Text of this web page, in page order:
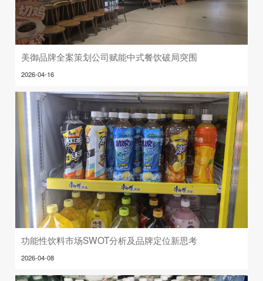
美御品牌全案策划公司赋能中式餐饮破局突围
2026-04-16
功能性饮料市场SWOT分析及品牌定位新思考
2026-04-08